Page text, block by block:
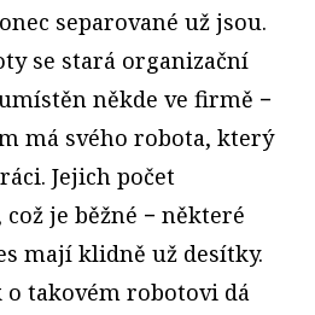
separované už jsou.
se stará organizační
někde ve firmě −
má svého robota, který
Jejich počet
je běžné − některé
mají klidně už desítky.
o takovém robotovi dá